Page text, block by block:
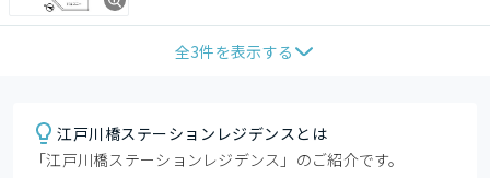
全3件を表示する
江戸川橋ステーションレジデンスとは
「江戸川橋ステーションレジデンス」のご紹介です。